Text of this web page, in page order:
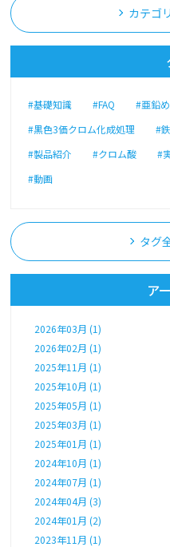
カテゴ
#基礎知識 #FAQ #亜鉛
#黒色3価クロム化成処理
#鉄
#製品紹介
#クロム酸 #
#動画
タグ
ア
2026年03月 (1)
2026年02月 (1)
2025年11月 (1)
2025年10月 (1)
2025年05月 (1)
2025年03月 (1)
2025年01月 (1)
2024年10月 (1)
2024年07月 (1)
2024年04月 (3)
2024年01月 (2)
2023年11月 (1)